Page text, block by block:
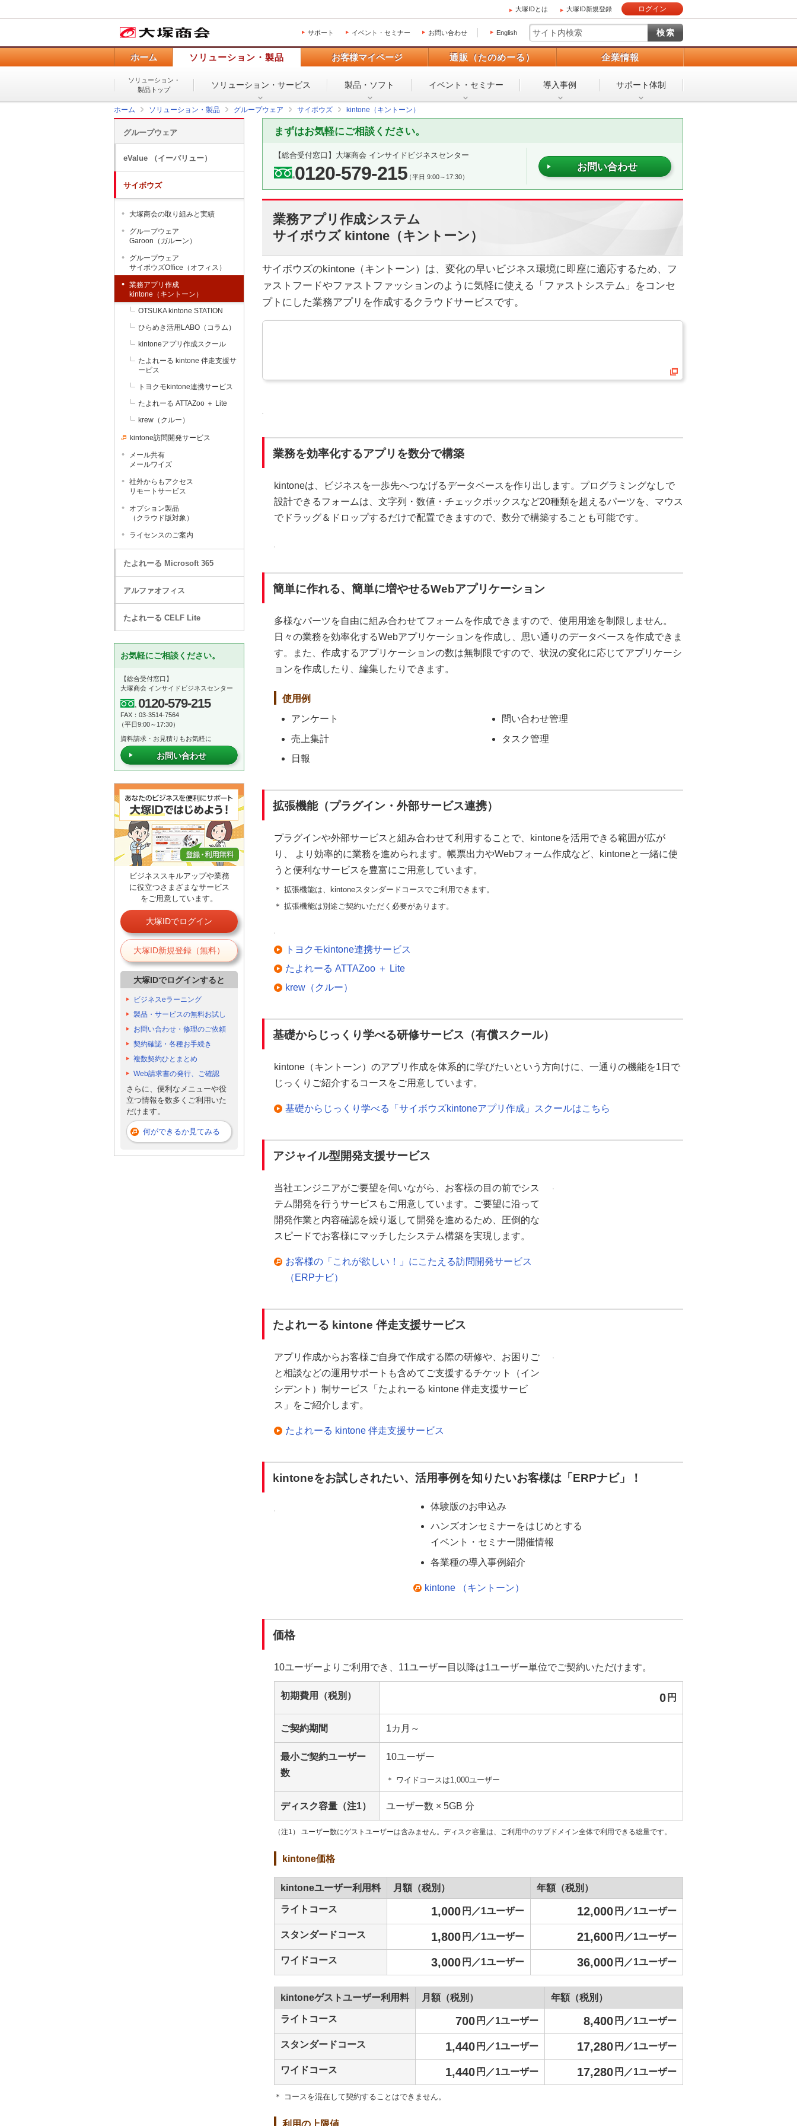
大塚IDとは 大塚ID新規登録 ログイン
サポート イベント・セミナー お問い合わせ English
ホーム ソリューション・製品 お客様マイページ 通販（たのめーる） 企業情報
ソリューション・
製品トップ
ソリューション・ サービス 製品・ソフト イベント・ セミナー 導入事例 サポート体制
ホーム ソリューション・製品 グループウェア サイボウズ kintone（キントーン）
まずはお気軽にご相談ください。
【総合受付窓口】 大塚商会 インサイドビジネスセンター
0120-579-215（平日 9:00～17:30）
お問い合わせ
業務アプリ作成システム
サイボウズ kintone（キントーン）
サイボウズのkintone（キントーン）は、変化の早いビジネス環境に即座に適応するため、フ
ァストフードやファストファッションのように気軽に使える「ファストシステム」をコンセ
プトにした業務アプリを作成するクラウドサービスです。
業務を効率化するアプリを数分で構築
kintoneは、ビジネスを一歩先へつなげるデータベースを作り出します。プログラミングなしで
設計できるフォームは、文字列・数値・チェックボックスなど20種類を超えるパーツを、マウス
でドラッグ＆ドロップするだけで配置できますので、数分で構築することも可能です。
簡単に作れる、簡単に増やせるWebアプリケーション
多様なパーツを自由に組み合わせてフォームを作成できますので、使用用途を制限しません。
日々の業務を効率化するWebアプリケーションを作成し、思い通りのデータベースを作成できま
す。また、作成するアプリケーションの数は無制限ですので、状況の変化に応じてアプリケーシ
ョンを作成したり、編集したりできます。
使用例
アンケート
売上集計
日報
問い合わせ管理
タスク管理
拡張機能（プラグイン・外部サービス連携）
プラグインや外部サービスと組み合わせて利用することで、kintoneを活用できる範囲が広が
り、 より効率的に業務を進められます。帳票出力やWebフォーム作成など、kintoneと一緒に使
うと便利なサービスを豊富にご用意しています。
＊ 拡張機能は、kintoneスタンダードコースでご利用できます。
＊ 拡張機能は別途ご契約いただく必要があります。
トヨクモkintone連携サービス
たよれーる ATTAZoo ＋ Lite
krew（クルー）
基礎からじっくり学べる研修サービス（有償スクール）
kintone（キントーン）のアプリ作成を体系的に学びたいという方向けに、一通りの機能を1日で
じっくりご紹介するコースをご用意しています。
基礎からじっくり学べる「サイボウズkintoneアプリ作成」スクールはこちら
アジャイル型開発支援サービス
当社エンジニアがご要望を伺いながら、お客様の目の前でシス
テム開発を行うサービスもご用意しています。ご要望に沿って
開発作業と内容確認を繰り返して開発を進めるため、圧倒的な
スピードでお客様にマッチしたシステム構築を実現します。
お客様の「これが欲しい！」にこたえる訪問開発サービス
（ERPナビ）
たよれーる kintone 伴走支援サービス
アプリ作成からお客様ご自身で作成する際の研修や、お困りご
と相談などの運用サポートも含めてご支援するチケット（イン
シデント）制サービス「たよれーる kintone 伴走支援サービ
ス」をご紹介します。
たよれーる kintone 伴走支援サービス
kintoneをお試しされたい、活用事例を知りたいお客様は「ERPナビ」！
体験版のお申込み
ハンズオンセミナーをはじめとする
イベント・セミナー開催情報
各業種の導入事例紹介
kintone （キントーン）
価格
10ユーザーよりご利用でき、11ユーザー目以降は1ユーザー単位でご契約いただけます。
初期費用（税別） 0 円
ご契約期間 1カ月～
最小ご契約ユーザー
数
10ユーザー
＊ ワイドコースは1,000ユーザー
ディスク容量（注1） ユーザー数 × 5GB 分
（注1） ユーザー数にゲストユーザーは含みません。ディスク容量は、ご利用中のサブドメイン全体で利用できる総量です。
kintone価格
kintoneユーザー利用料 月額（税別） 年額（税別）
ライトコース 1,000 円／1ユーザー 12,000 円／1ユーザー
スタンダードコース 1,800 円／1ユーザー 21,600 円／1ユーザー
ワイドコース 3,000 円／1ユーザー 36,000 円／1ユーザー
kintoneゲストユーザー利用料 月額（税別） 年額（税別）
ライトコース 700 円／1ユーザー 8,400 円／1ユーザー
スタンダードコース 1,440 円／1ユーザー 17,280 円／1ユーザー
ワイドコース 1,440 円／1ユーザー 17,280 円／1ユーザー
＊ コースを混在して契約することはできません。
利用の上限値
グループウェア
eValue （イーバリュー）
サイボウズ
大塚商会の取り組みと実績
グループウェア
Garoon（ガルーン）
グループウェア
サイボウズOffice（オフィス）
業務アプリ作成
kintone（キントーン）
OTSUKA kintone STATION
ひらめき活用LABO（コラム）
kintoneアプリ作成スクール
たよれーる kintone 伴走支援サ
ービス
トヨクモkintone連携サービス
たよれーる ATTAZoo ＋ Lite
krew（クルー）
kintone訪問開発サービス
メール共有
メールワイズ
社外からもアクセス
リモートサービス
オプション製品
（クラウド版対象）
ライセンスのご案内
たよれーる Microsoft 365
アルファオフィス
たよれーる CELF Lite
お気軽にご相談ください。
【総合受付窓口】
大塚商会 インサイドビジネスセンター
0120-579-215
FAX：03-3514-7564
（平日9:00～17:30）
資料請求・お見積りもお気軽に
お問い合わせ
ビジネススキルアップや業務
に役立つさまざまなサービス
をご用意しています。
大塚IDでログイン
大塚ID新規登録（無料）
大塚IDでログインすると
ビジネスeラーニング
製品・サービスの無料お試し
お問い合わせ・修理のご依頼
契約確認・各種お手続き
複数契約ひとまとめ
Web請求書の発行、ご確認
さらに、便利なメニューや役
立つ情報を数多くご利用いた
だけます。
何ができるか見てみる